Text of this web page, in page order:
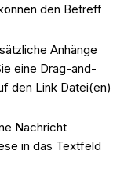
den Betreff
Anhänge
eine Drag-and-
den Link Datei(en)
Nachricht
in das Textfeld